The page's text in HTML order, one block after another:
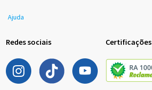
Ajuda
Redes sociais Certificações